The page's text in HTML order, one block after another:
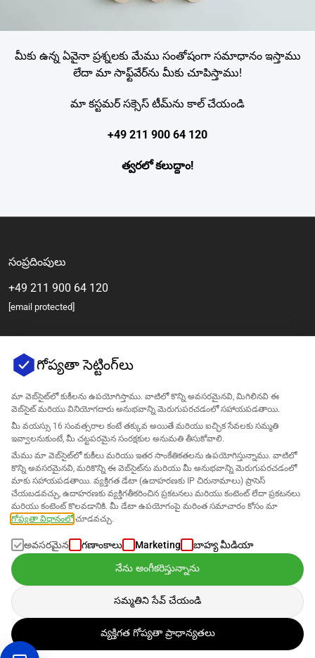
మీకు ఉన్న ఏవైనా ప్రశ్నలకు మేము సంతోషంగా సమాధానం ఇస్తాము
లేదా మా సాఫ్ట్‌వేర్‌ను మీకు చూపిస్తాము!
మా కస్టమర్ సక్సెస్ టీమ్‌ను కాల్ చేయండి
+49 211 900 64 120
త్వరలో కలుద్దాం!
సంప్రదింపులు
+49 211 900 64 120
[email protected]
కంపెనీ
మద్దతు
Amazon కోసం పరిష్కారాలు
తెలుగు
డేటా మా
కాపీరైట్ © 2026 SELLERLOGIC. అన్ని హక్కులు రిజర్వ్ చేయబడ్డాయి.
గోప్యతా సెట్టింగ్‌లు
మా వెబ్‌సైట్‌లో కుకీలను ఉపయోగిస్తాము. వాటిలో కొన్ని అవసరమైనవి, మిగిలినవి ఈ
వెబ్‌సైట్ మరియు వినియోగదారు అనుభవాన్ని మెరుగుపరచడంలో సహాయపడతాయి.
మీ వయస్సు 16 సంవత్సరాల కంటే తక్కువ అయితే మరియు ఐచ్ఛిక సేవలకు సమ్మతి
ఇవ్వాలనుకుంటే, మీ చట్టపరమైన సంరక్షకుల అనుమతి తీసుకోవాలి.
మేము మా వెబ్‌సైట్‌లో కుకీలు మరియు ఇతర సాంకేతికతలను ఉపయోగిస్తున్నాము. వాటిలో
కొన్ని అవసరమైనవి, మరికొన్ని ఈ వెబ్‌సైట్‌ను మరియు మీ అనుభవాన్ని మెరుగుపరచడంలో
మాకు సహాయపడతాయి. వ్యక్తిగత డేటా (ఉదాహరణకు IP చిరునామాలు) ప్రాసెస్
చేయబడవచ్చు, ఉదాహరణకు వ్యక్తిగతీకరించిన ప్రకటనలు మరియు కంటెంట్ లేదా ప్రకటనలు
మరియు కంటెంట్ కొలవడానికి. మీ డేటా ఉపయోగంపై మరింత సమాచారం కోసం మా
గోప్యతా విధానంలో చూడవచ్చు.
అవసరమైన గణాంకాలు Marketing బాహ్య మీడియా
నేను అంగీకరిస్తున్నాను
సమ్మతిని సేవ్ చేయండి
వ్యక్తిగత గోప్యతా ప్రాధాన్యతలు